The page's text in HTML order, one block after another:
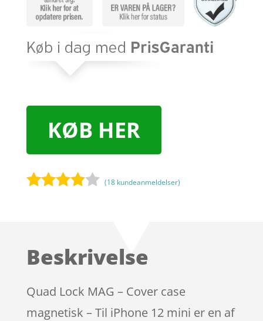
KØB HER
på
ømmels
er
(18 kundeanmeldelser)
Beskrivelse
Quad Lock MAG – Cover case
magnetisk – Til iPhone 12 mini er en af